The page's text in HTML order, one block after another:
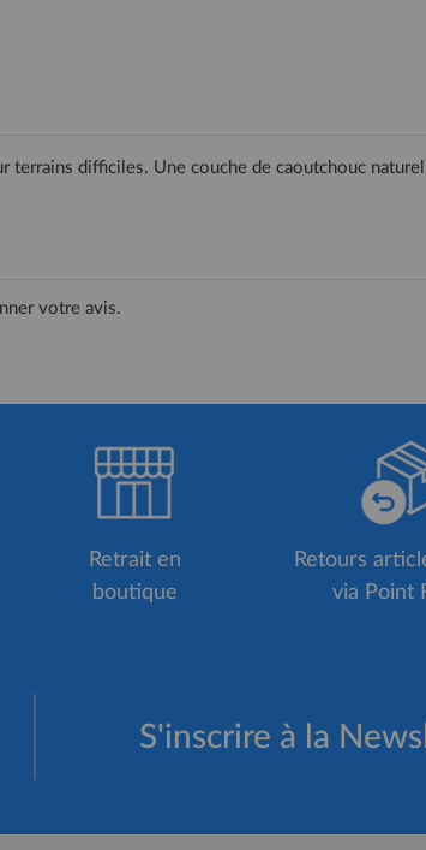
terrains difficiles. Une couche de caoutchouc
votre avis.
Retrait en
boutique
Retours
via Point
S'inscrire à la